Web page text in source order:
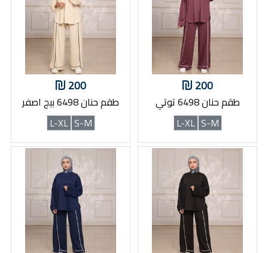
200
طقم حنان 6498 توتي
S-M
L-XL
200
طقم حنان 6498 بيج اصفر
S-M
L-XL